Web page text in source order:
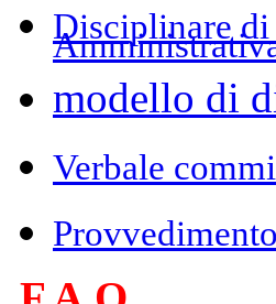
Disciplinare
modello di
Verbale